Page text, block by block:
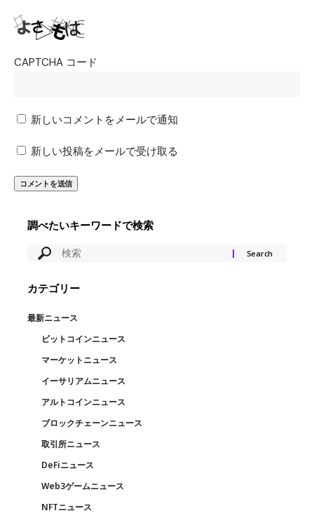
CAPTCHA コード
新しいコメントをメールで通知
新しい投稿をメールで受け取る
調べたいキーワードで検索
カテゴリー
最新ニュース
ビットコインニュース
マーケットニュース
イーサリアムニュース
アルトコインニュース
ブロックチェーンニュース
取引所ニュース
DeFiニュース
Web3ゲームニュース
NFTニュース